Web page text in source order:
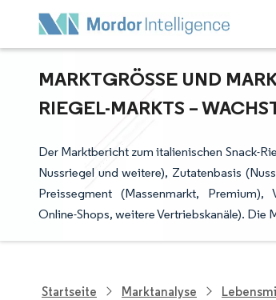
MARKTGRÖSSE UND
IEGEL-MARKTS –
Der Marktbericht zum italienischen Snack-
Nussriegel und weitere), Zutatenbasis
Preissegment (Massenmarkt, Premium),
Online-Shops, weitere Vertriebskanäle). Die
Startseite Marktanalyse